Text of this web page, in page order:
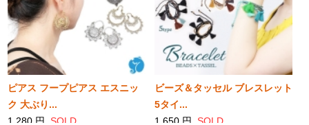
ピアス フープピアス エスニッ
ク 大ぶり...
1,280 円 SOLD
ビーズ＆タッセル ブレスレット
5タイ...
1,650 円 SOLD